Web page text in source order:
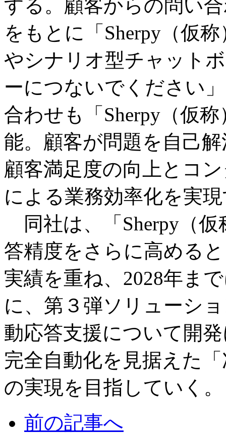
する。顧客からの問い
をもとに「Sherpy（仮
やシナリオ型チャット
ーにつないでください
合わせも「Sherpy（仮
能。顧客が問題を自己
顧客満足度の向上とコ
による業務効率化を実
同社は、「Sherpy（
答精度をさらに高める
実績を重ね、2028年ま
に、第３弾ソリューシ
動応答支援について開
完全自動化を見据えた
の実現を目指していく。
前の記事へ